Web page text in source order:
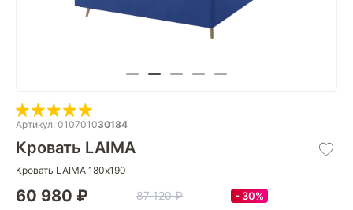
Артикул: 010701030184
Кровать LAIMA
Кровать LAIMA 180х190
60 980 ₽ 87 120 ₽ 30%